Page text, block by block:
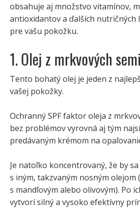
obsahuje aj množstvo vitamínov,
antioxidantov a ďalších nutričných
pre vašu pokožku.
1. Olej z mrkvových
Tento bohatý olej je jeden z
vašej pokožky.
Ochranný SPF faktor oleja z
bez problémov vyrovná aj tým
predávaným krémom na
Je natoľko koncentrovaný, že by
s iným, takzvaným nosným olejom
s mandľovým alebo olivovým). Po
vytvorí silný a vysoko efektívny